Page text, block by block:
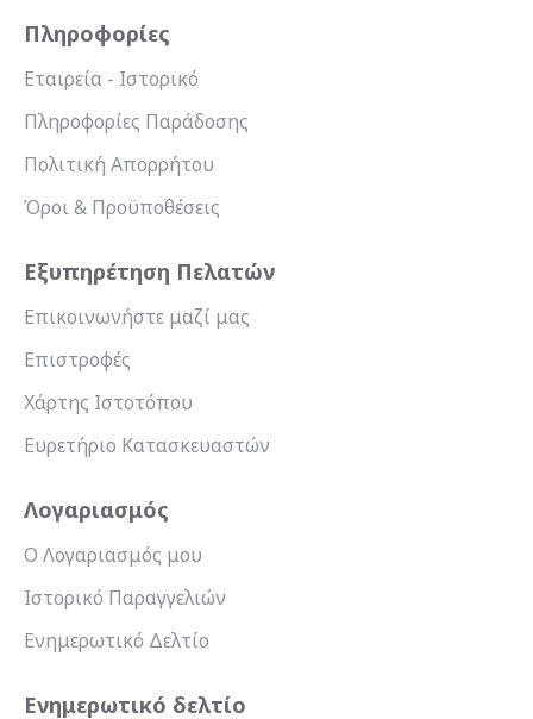
Πληροφορίες
Εταιρεία - Ιστορικό
Πληροφορίες Παράδοσης
Πολιτική Απορρήτου
Όροι & Προϋποθέσεις
Εξυπηρέτηση Πελατών
Επικοινωνήστε μαζί μας
Επιστροφές
Χάρτης Ιστοτόπου
Ευρετήριο Κατασκευαστών
Λογαριασμός
Ο Λογαριασμός μου
Ιστορικό Παραγγελιών
Ενημερωτικό Δελτίο
Ενημερωτικό δελτίο